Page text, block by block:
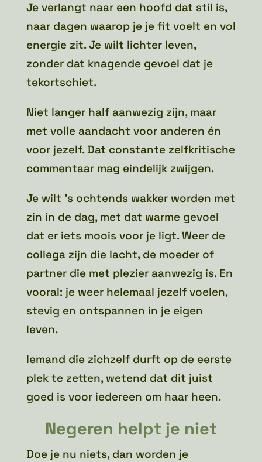
Je verlangt naar een hoofd dat stil is,
naar dagen waarop je je fit voelt en vol
energie zit. Je wilt lichter leven,
zonder dat knagende gevoel dat je
tekortschiet.
Niet langer half aanwezig zijn, maar
met volle aandacht voor anderen én
voor jezelf. Dat constante zelfkritische
commentaar mag eindelijk zwijgen.
Je wilt ’s ochtends wakker worden met
zin in de dag, met dat warme gevoel
dat er iets moois voor je ligt. Weer de
collega zijn die lacht, de moeder of
partner die met plezier aanwezig is. En
vooral: je weer helemaal jezelf voelen,
stevig en ontspannen in je eigen
leven.
Iemand die zichzelf durft op de eerste
plek te zetten, wetend dat dit juist
goed is voor iedereen om haar heen.
Negeren helpt je niet
Doe je nu niets, dan worden je